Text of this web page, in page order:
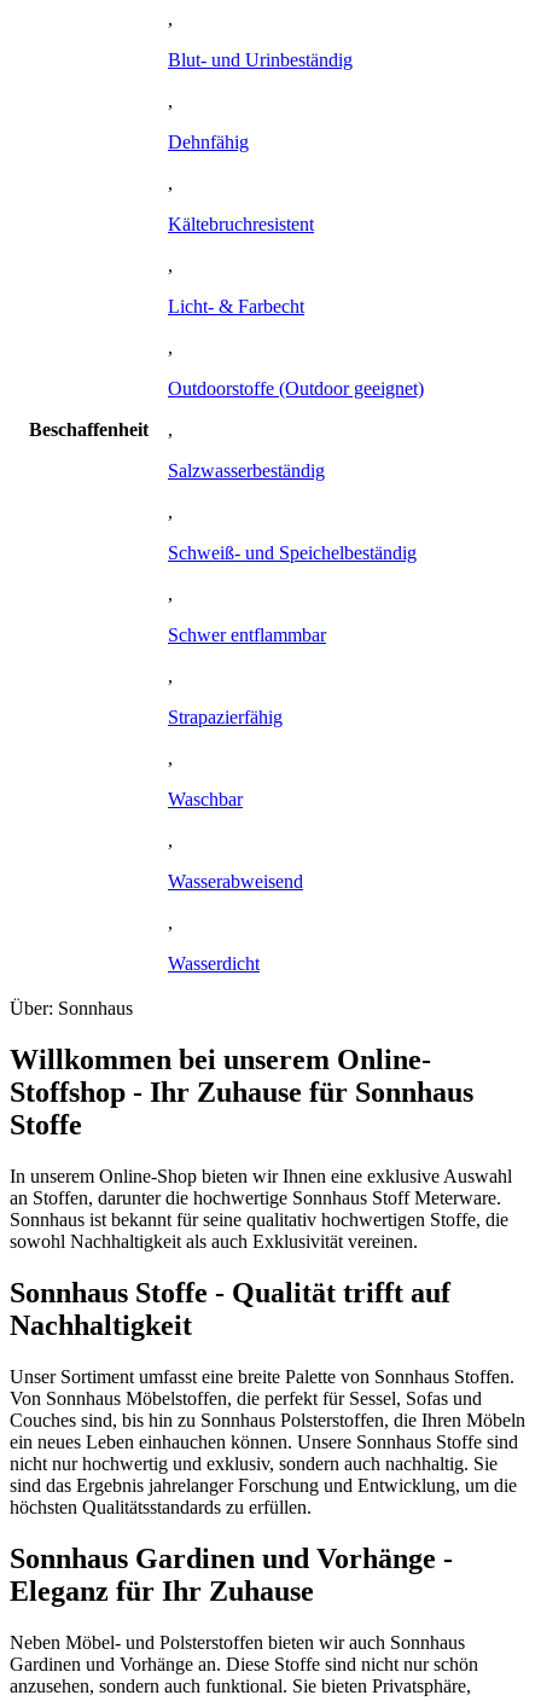
Beschaffenheit
,
Blut- und Urinbeständig
,
Dehnfähig
,
Kältebruchresistent
,
Licht- & Farbecht
,
Outdoorstoffe (Outdoor geeignet)
,
Salzwasserbeständig
,
Schweiß- und Speichelbeständig
,
Schwer entflammbar
,
Strapazierfähig
,
Waschbar
,
Wasserabweisend
,
Wasserdicht
Über: Sonnhaus
Willkommen bei unserem Online-
Stoffshop - Ihr Zuhause für Sonnhaus
Stoffe
In unserem Online-Shop bieten wir Ihnen eine exklusive Auswahl
an Stoffen, darunter die hochwertige Sonnhaus Stoff Meterware.
Sonnhaus ist bekannt für seine qualitativ hochwertigen Stoffe, die
sowohl Nachhaltigkeit als auch Exklusivität vereinen.
Sonnhaus Stoffe - Qualität trifft auf
Nachhaltigkeit
Unser Sortiment umfasst eine breite Palette von Sonnhaus Stoffen.
Von Sonnhaus Möbelstoffen, die perfekt für Sessel, Sofas und
Couches sind, bis hin zu Sonnhaus Polsterstoffen, die Ihren Möbeln
ein neues Leben einhauchen können. Unsere Sonnhaus Stoffe sind
nicht nur hochwertig und exklusiv, sondern auch nachhaltig. Sie
sind das Ergebnis jahrelanger Forschung und Entwicklung, um die
höchsten Qualitätsstandards zu erfüllen.
Sonnhaus Gardinen und Vorhänge -
Eleganz für Ihr Zuhause
Neben Möbel- und Polsterstoffen bieten wir auch Sonnhaus
Gardinen und Vorhänge an. Diese Stoffe sind nicht nur schön
anzusehen, sondern auch funktional. Sie bieten Privatsphäre,